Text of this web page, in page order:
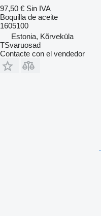
97,50 € Sin IVA
Boquilla de aceite
1605100
Estonia, Kõrveküla
TSvaruosad
Contacte con el vendedor